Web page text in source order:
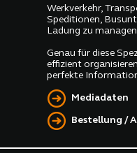
Werkverkehr,
Speditionen,
Ladung zu
Genau für diese
effizient
perfekte
Mediadaten
Bestellung /